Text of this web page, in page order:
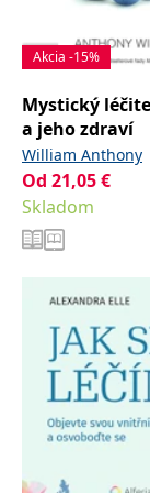
Akcia -15%
Mystický
a jeho zdraví
William Anthony
Od 21,05€
Skladom